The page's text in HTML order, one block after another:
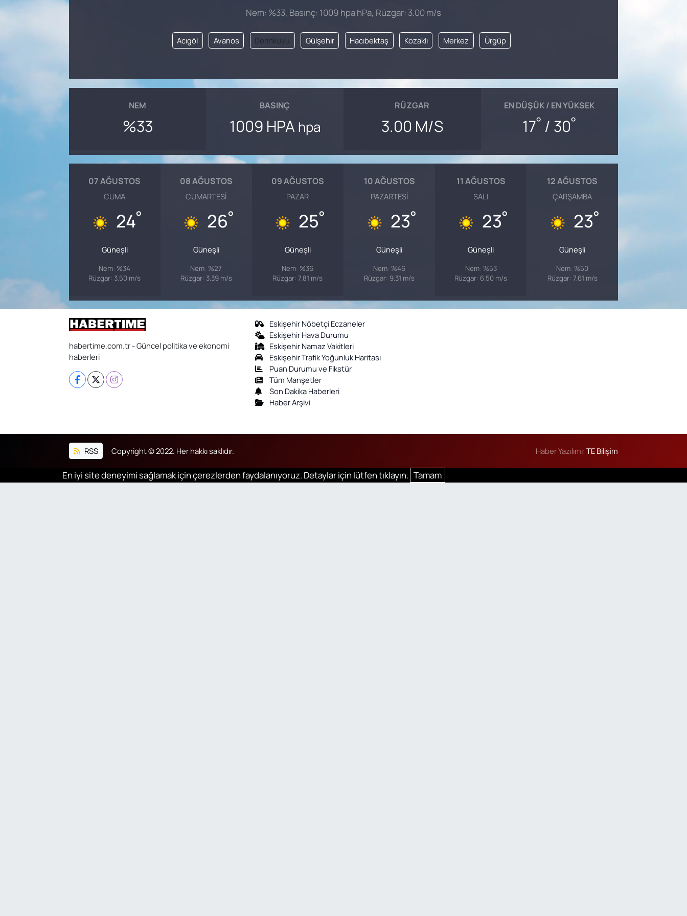
Nem: %33, Basınç: 1009 hpa hPa, Rüzgar: 3.00 m/s
Acıgöl Avanos Derinkuyu Gülşehir Hacıbektaş Kozaklı Merkez Ürgüp
NEM
%33
BASINÇ
1009 HPA hpa
RÜZGAR
3.00 M/S
EN DÜŞÜK / EN YÜKSEK
17° / 30°
07 AĞUSTOS
CUMA
24°
Güneşli
Nem: %34
Rüzgar: 3.50 m/s
08 AĞUSTOS
CUMARTESI
26°
Güneşli
Nem: %27
Rüzgar: 3.39 m/s
09 AĞUSTOS
PAZAR
25°
Güneşli
Nem: %36
Rüzgar: 7.81 m/s
10 AĞUSTOS
PAZARTESI
23°
Güneşli
Nem: %46
Rüzgar: 9.31 m/s
11 AĞUSTOS
SALI
23°
Güneşli
Nem: %53
Rüzgar: 6.50 m/s
12 AĞUSTOS
ÇARŞAMBA
23°
Güneşli
Nem: %50
Rüzgar: 7.61 m/s
habertime.com.tr - Güncel politika ve ekonomi
haberleri
Eskişehir Nöbetçi Eczaneler
Eskişehir Hava Durumu
Eskişehir Namaz Vakitleri
Eskişehir Trafik Yoğunluk Haritası
Puan Durumu ve Fikstür
Tüm Manşetler
Son Dakika Haberleri
Haber Arşivi
RSS Copyright © 2022. Her hakkı saklıdır. Haber Yazılımı:TE Bilişim
En iyi site deneyimi sağlamak için çerezlerden faydalanıyoruz. Detaylar için lütfen tıklayın. Tamam